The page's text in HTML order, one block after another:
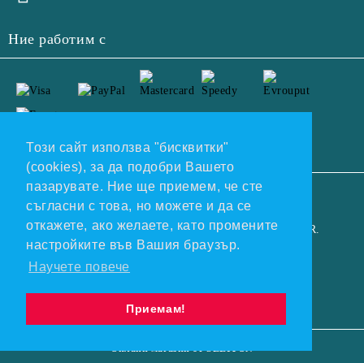
Този сайт използва "бисквитки"
(cookies), за да подобри Вашето
пазарувате. Ние ще приемем, че сте
съгласни с това, но можете и да се
откажете, ако желаете, като промените
настройките във Вашия браузър.
Научете повече
Приемам!
Ние работим с
Нашият онлайн магазин е 100% съобразен с GDPR.
Прочетете нашата политика
Моите лични данни
Онлайн магазин от SELITON